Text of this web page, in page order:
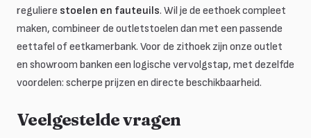
reguliere stoelen en fauteuils. Wil je de eethoek compleet
maken, combineer de outletstoelen dan met een passende
eettafel of eetkamerbank. Voor de zithoek zijn onze outlet
en showroom banken een logische vervolgstap, met dezelfde
voordelen: scherpe prijzen en directe beschikbaarheid.
Veelgestelde vragen